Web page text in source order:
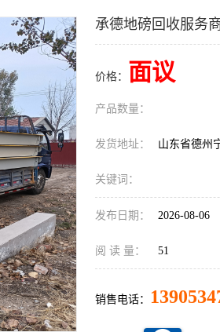
承德地磅回收服务
价格： 面议
产品数量：
发货地址： 山东省德州
关键词：
发布日期： 2026-08-06
阅 读 量： 51
销售电话：